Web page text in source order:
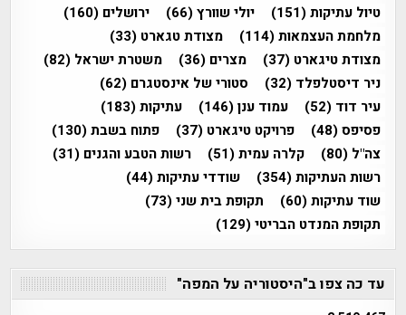
טיול עתיקות(151) יולי שוורץ(66) ירושלים (160)
מלחמת העצמאות(114) מצודת טגארט (33)
מצודת טיגארט (37) מצרים (36) משטרת ישראל (82)
ניר דיסטלפלד (32) סטורי של אינסטגרם (62)
עיר דוד (52) עמוד ענן(146) עתיקות(183)
פסיפס(48) פרויקט טיגארט (37) פתוח בשבת(130)
צה"ל (80) קלרה עמית(51) רשות הטבע והגנים (31)
רשות העתיקות(354) שודדי עתיקות(44)
שוד עתיקות(60) תקופת בית שני(73)
תקופת המנדט הבריטי(129)
עד כה צפו ב"היסטוריה על המפה"